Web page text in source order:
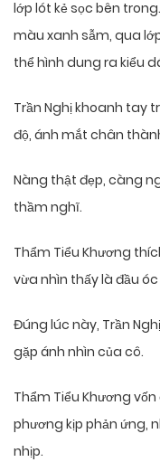
lớp lót kẻ sọc bên
màu xanh sẫm, qua
thể hình dung ra kiểu
Trần Nghị khoanh tay
độ, ánh mắt chân
Nàng thật đẹp, càng
thầm nghĩ.
Thẩm Tiểu Khương
vừa nhìn thấy là đầu
Đúng lúc này, Trần
gặp ánh nhìn của cô.
Thẩm Tiểu Khương
phương kịp phản ứng,
nhịp.